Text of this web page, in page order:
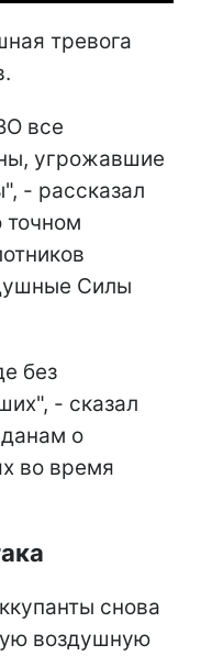
тревога
все
угрожавшие
- рассказал
точном
Силы
без
- сказал
о
во время
снова
воздушную